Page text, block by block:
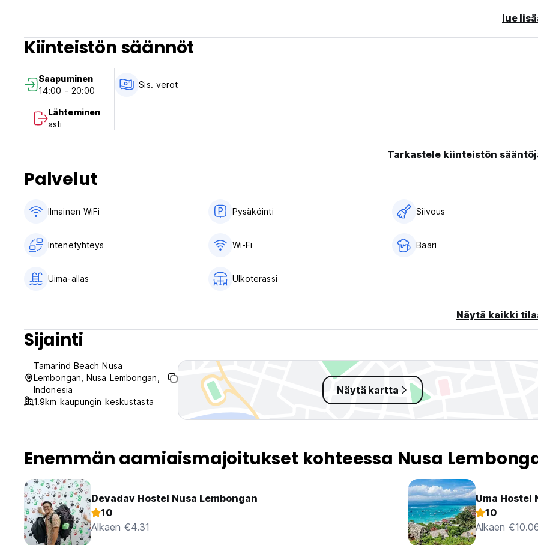
Huoneessa on savuton, mutta siellä on tupakointialue.
Vastaanoton työaika: 07.00-20.00. (Auto-translated from original language)
lue
Kiinteistön säännöt
Saapuminen
14:00 - 20:00
Lähteminen
asti
Sis. verot
Tarkastele kiinteistön
Palvelut
Ilmainen WiFi Pysäköinti Siivous
Intenetyhteys Wi-Fi Baari
Uima-allas Ulkoterassi
Näytä kaikki
Sijainti
Tamarind Beach Nusa
Lembongan, Nusa Lembongan,
Indonesia
1.9km kaupungin keskustasta
Näytä kartta
Enemmän aamiaismajoitukset kohteessa Nusa
Devadav Hostel Nusa Lembongan
10
Alkaen €4.31
Uma Hostel
10
Alkaen